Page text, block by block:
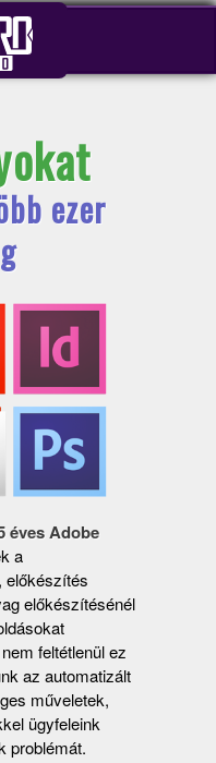
ezer
éves Adobe
a
előkészítés
előkészítésénél
feltétlenül ez
az automatizált
műveletek,
ügyfeleink
problémát.